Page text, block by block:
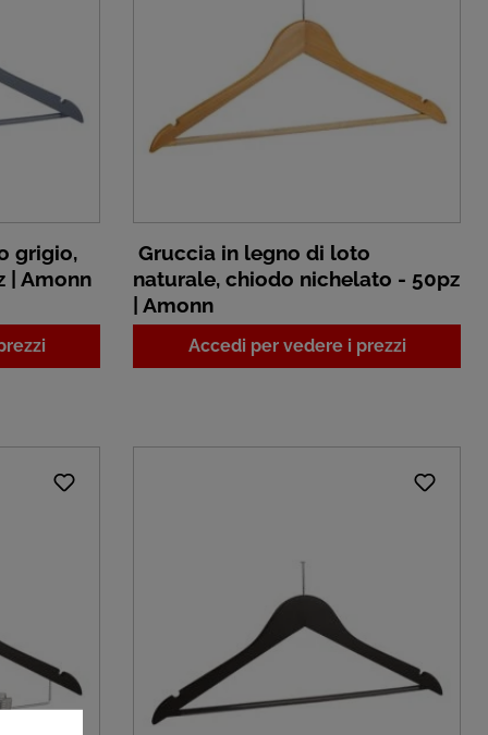
grigio,
| Amonn
Gruccia in legno di loto
naturale, chiodo nichelato - 50pz
| Amonn
Accedi per vedere i prezzi